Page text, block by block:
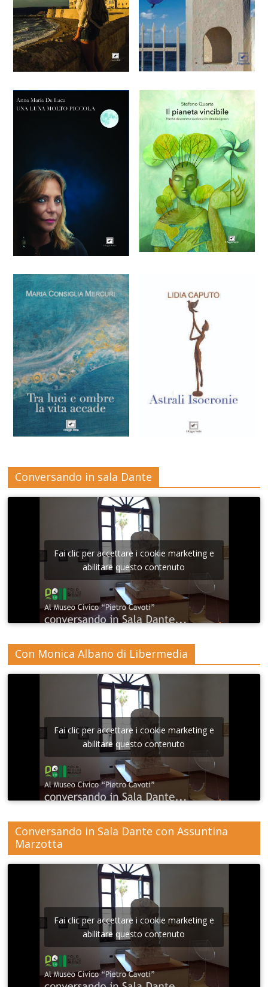
Conversando in sala Dante
Fai clic per accettare i cookie marketing e
abilitare questo contenuto
Con Monica Albano di Libermedia
Fai clic per accettare i cookie marketing e
abilitare questo contenuto
Conversando in Sala Dante con Assuntina
Marzotta
Fai clic per accettare i cookie marketing e
abilitare questo contenuto